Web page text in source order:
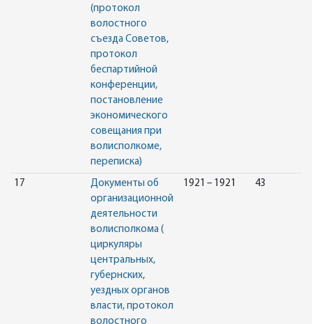
(протокол
волостного
съезда Советов,
протокол
беспартийной
конференции,
постановление
экономического
совещания при
волисполкоме,
переписка)
17
Документы об
организационной
деятельности
волисполкома (
циркуляры
центральных,
губернских,
уездных органов
власти, протокол
волостного
1921 – 1921 43